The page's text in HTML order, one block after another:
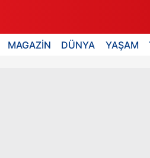
MAGAZİN DÜNYA YAŞAM